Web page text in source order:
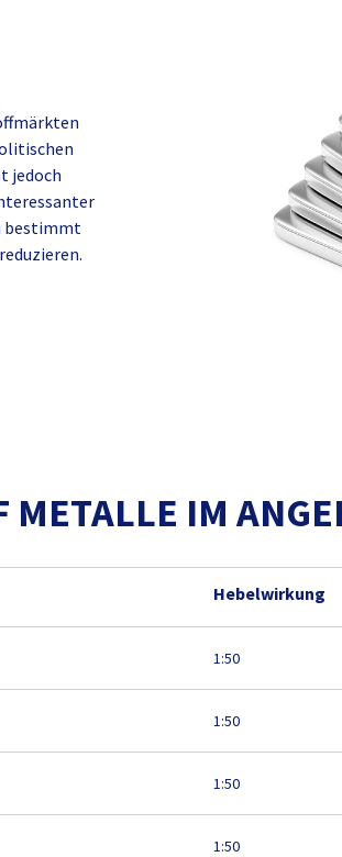
jedoch
bestimmt
METALLE IM
Hebelwirkung
1:50
1:50
1:50
1:50